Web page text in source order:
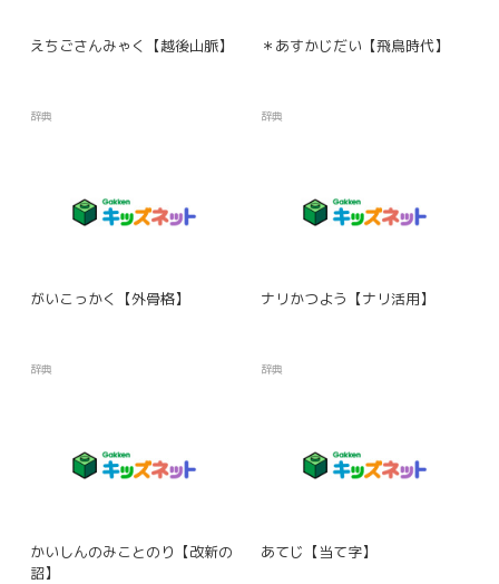
えちごさんみゃく【越後山脈】
辞典
＊あすかじだい【飛鳥時代】
辞典
がいこっかく【外骨格】
辞典
ナリかつよう【ナリ活用】
辞典
かいしんのみことのり【改新の
詔】
あてじ【当て字】